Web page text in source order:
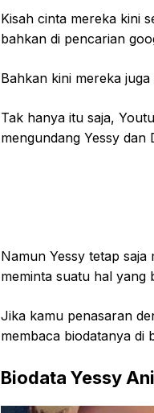
Kisah cinta mereka kini
bahkan di pencarian
Bahkan kini mereka
Tak hanya itu saja,
mengundang Yessy dan
Namun Yessy tetap
meminta suatu hal yang
Jika kamu penasaran
membaca biodatanya di
Biodata Yessy